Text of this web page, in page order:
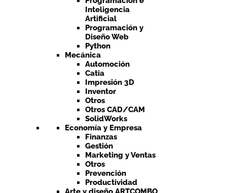
Inteligencia
Artificial
Programación y
Diseño Web
Python
Mecánica
Automoción
Catia
Impresión 3D
Inventor
Otros
Otros CAD/CAM
SolidWorks
Economía y Empresa
Finanzas
Gestión
Marketing y Ventas
Otros
Prevención
Productividad